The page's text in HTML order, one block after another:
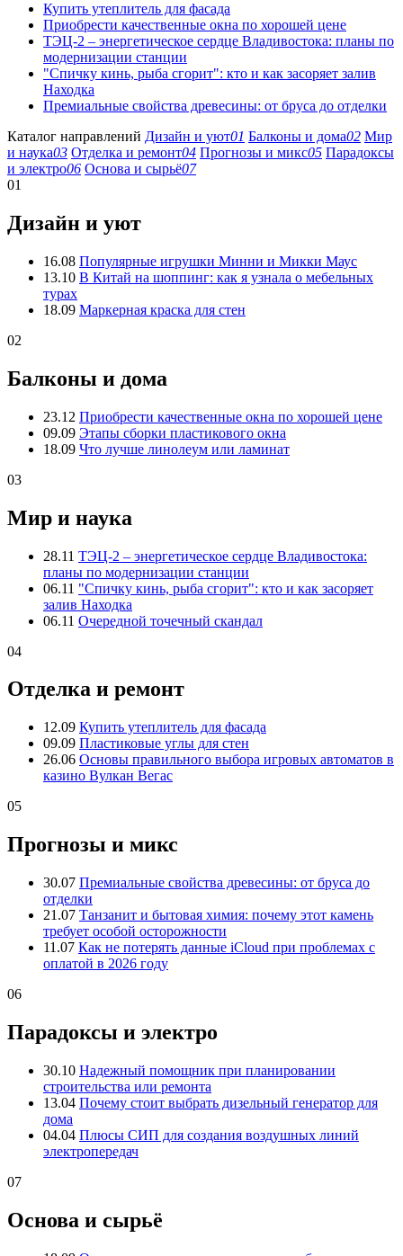
Купить утеплитель для фасада
Приобрести качественные окна по хорошей цене
ТЭЦ-2 – энергетическое сердце Владивостока: планы по
модернизации станции
"Спичку кинь, рыба сгорит": кто и как засоряет залив
Находка
Премиальные свойства древесины: от бруса до отделки
Каталог направлений Дизайн и уют01 Балконы и дома02 Мир
и наука03 Отделка и ремонт04 Прогнозы и микс05 Парадоксы
и электро06 Основа и сырьё07
01
Дизайн и уют
16.08 Популярные игрушки Минни и Микки Маус
13.10 В Китай на шоппинг: как я узнала о мебельных
турах
18.09 Маркерная краска для стен
02
Балконы и дома
23.12 Приобрести качественные окна по хорошей цене
09.09 Этапы сборки пластикового окна
18.09 Что лучше линолеум или ламинат
03
Мир и наука
28.11 ТЭЦ-2 – энергетическое сердце Владивостока:
планы по модернизации станции
06.11 "Спичку кинь, рыба сгорит": кто и как засоряет
залив Находка
06.11 Очередной точечный скандал
04
Отделка и ремонт
12.09 Купить утеплитель для фасада
09.09 Пластиковые углы для стен
26.06 Основы правильного выбора игровых автоматов в
казино Вулкан Вегас
05
Прогнозы и микс
30.07 Премиальные свойства древесины: от бруса до
отделки
21.07 Танзанит и бытовая химия: почему этот камень
требует особой осторожности
11.07 Как не потерять данные iCloud при проблемах с
оплатой в 2026 году
06
Парадоксы и электро
30.10 Надежный помощник при планировании
строительства или ремонта
13.04 Почему стоит выбрать дизельный генератор для
дома
04.04 Плюсы СИП для создания воздушных линий
электропередач
07
Основа и сырьё